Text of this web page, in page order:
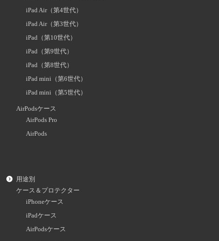
iPad Air（第4世代）
iPad Air（第3世代）
iPad（第10世代）
iPad（第9世代）
iPad（第8世代）
iPad mini（第6世代）
iPad mini（第5世代）
AirPodsケース
AirPods Pro
AirPods
用途別
ケース＆プロテクター
iPhoneケース
iPadケース
AirPodsケース